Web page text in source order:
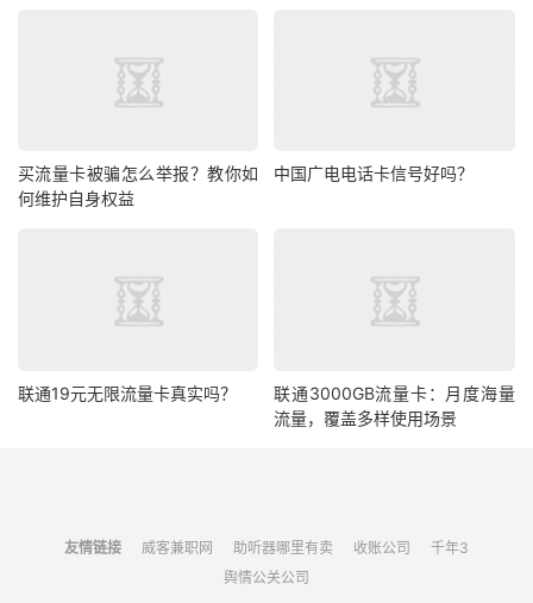
买流量卡被骗怎么举报？教你如
何维护自身权益
中国广电电话卡信号好吗？
联通19元无限流量卡真实吗？
联通3000GB流量卡：月度海量
流量，覆盖多样使用场景
友情链接 威客兼职网 助听器哪里有卖 收账公司
千年3
舆情公关公司